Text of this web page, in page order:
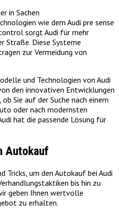
in Sachen
wie dem Audi pre sense
sorgt Audi für mehr
Straße. Diese Systeme
zur Vermeidung von
und Technologien von Audi
den innovativen Entwicklungen
Sie auf der Suche nach einem
oder nach modernsten
hat die passende Lösung für
Autokauf
Tricks, um den Autokauf bei Audi
bis hin zu
geben Ihnen wertvolle
zu erhalten.